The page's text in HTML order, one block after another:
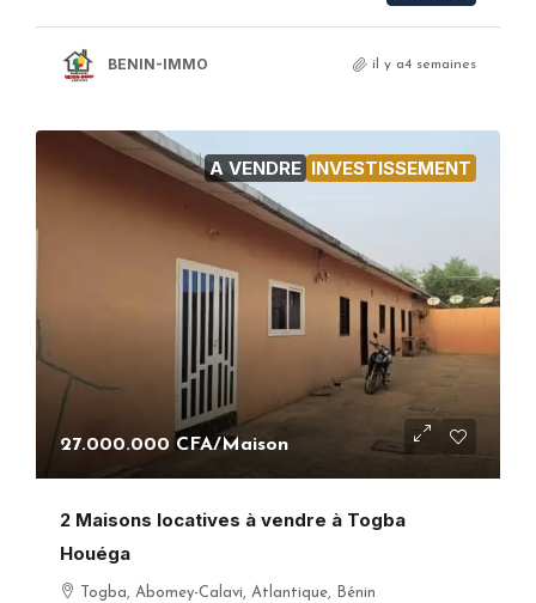
BENIN-IMMO il y a4 semaines
A VENDRE INVESTISSEMENT
27.000.000 CFA/Maison
2 Maisons locatives à vendre à Togba
Houéga
Togba, Abomey-Calavi, Atlantique, Bénin